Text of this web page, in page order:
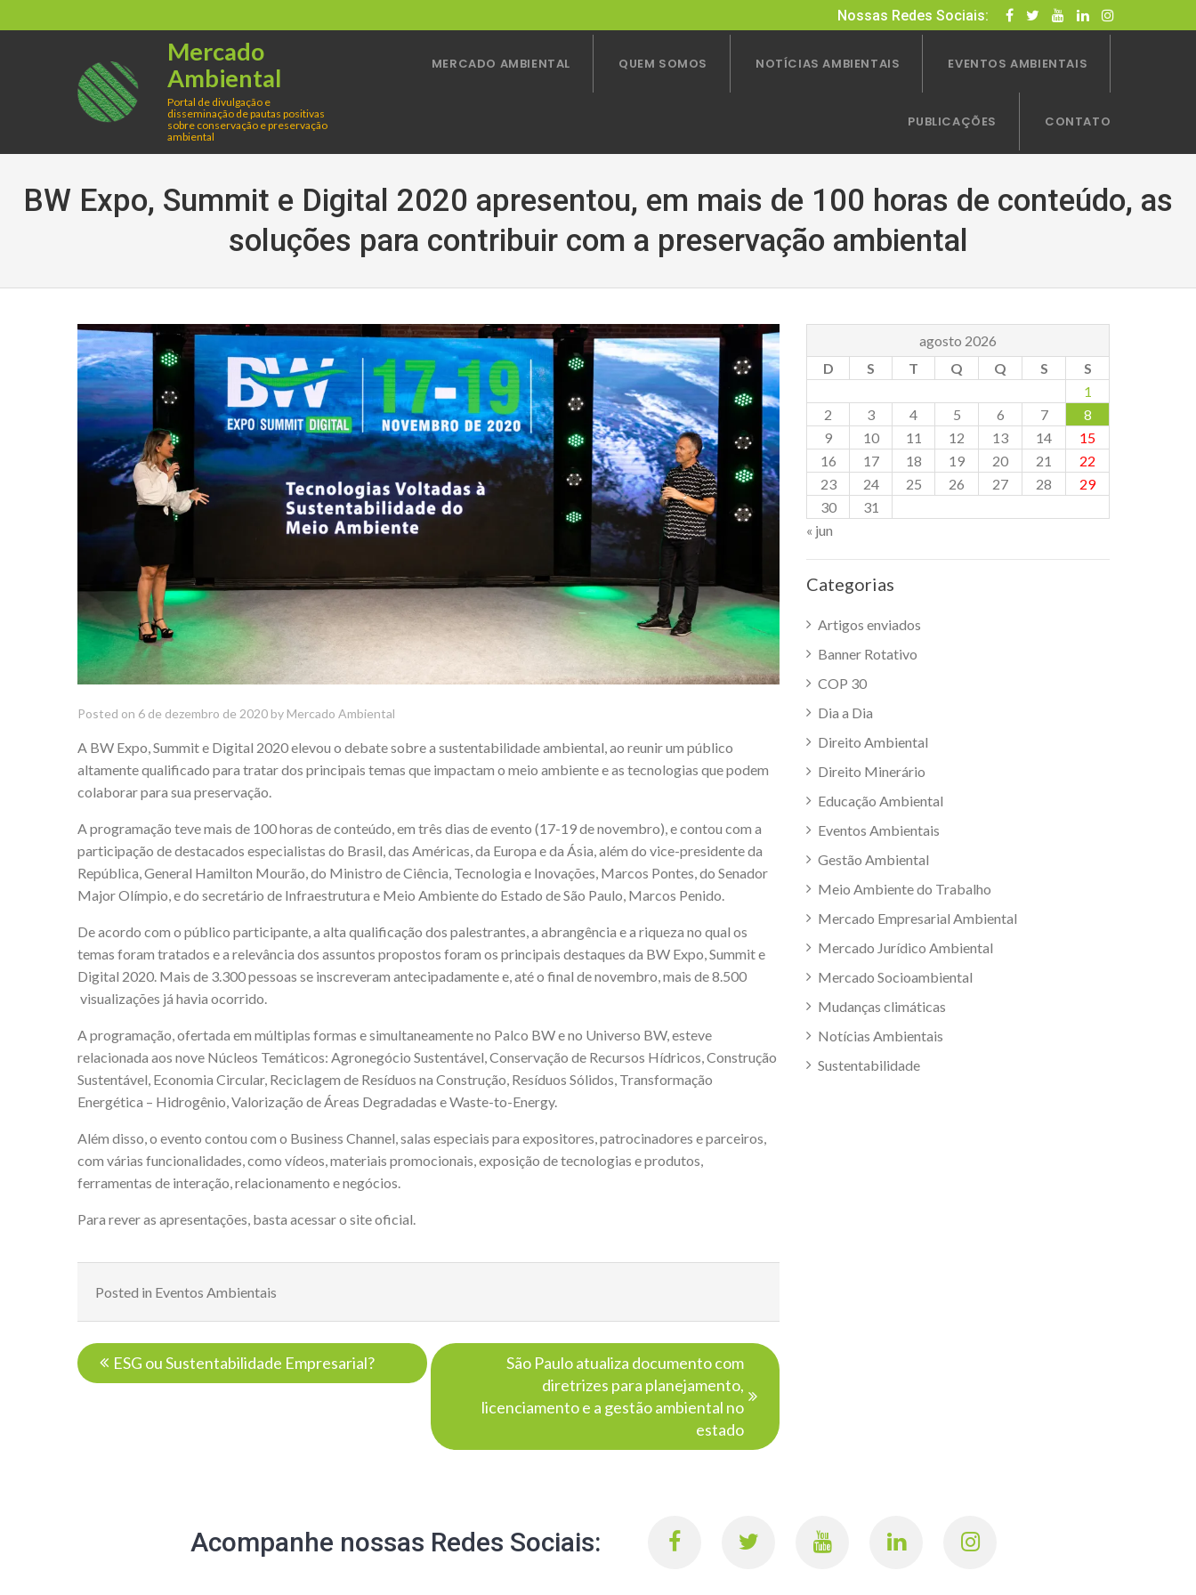
to
Nossas Redes Sociais:
Mercado
Ambiental
Portal de divulgação e
disseminação de pautas positivas
sobre conservação e preservação
ambiental
MERCADO AMBIENTAL QUEM SOMOS NOTÍCIAS AMBIENTAIS EVENTOS AMBIENTAIS
PUBLICAÇÕES CONTATO
BW Expo, Summit e Digital 2020 apresentou, em mais de 100 horas de conteúdo, as
soluções para contribuir com a preservação ambiental
Posted on 6 de dezembro de 2020 by Mercado Ambiental
A BW Expo, Summit e Digital 2020 elevou o debate sobre a sustentabilidade ambiental, ao reunir um público
altamente qualificado para tratar dos principais temas que impactam o meio ambiente e as tecnologias que podem
colaborar para sua preservação.
A programação teve mais de 100 horas de conteúdo, em três dias de evento (17-19 de novembro), e contou com a
participação de destacados especialistas do Brasil, das Américas, da Europa e da Ásia, além do vice-presidente da
República, General Hamilton Mourão, do Ministro de Ciência, Tecnologia e Inovações, Marcos Pontes, do Senador
Major Olímpio, e do secretário de Infraestrutura e Meio Ambiente do Estado de São Paulo, Marcos Penido.
De acordo com o público participante, a alta qualificação dos palestrantes, a abrangência e a riqueza no qual os
temas foram tratados e a relevância dos assuntos propostos foram os principais destaques da BW Expo, Summit e
Digital 2020. Mais de 3.300 pessoas se inscreveram antecipadamente e, até o final de novembro, mais de 8.500
visualizações já havia ocorrido.
A programação, ofertada em múltiplas formas e simultaneamente no Palco BW e no Universo BW, esteve
relacionada aos nove Núcleos Temáticos: Agronegócio Sustentável, Conservação de Recursos Hídricos, Construção
Sustentável, Economia Circular, Reciclagem de Resíduos na Construção, Resíduos Sólidos, Transformação
Energética – Hidrogênio, Valorização de Áreas Degradadas e Waste-to-Energy.
Além disso, o evento contou com o Business Channel, salas especiais para expositores, patrocinadores e parceiros,
com várias funcionalidades, como vídeos, materiais promocionais, exposição de tecnologias e produtos,
ferramentas de interação, relacionamento e negócios.
Para rever as apresentações, basta acessar o site oficial
Posted in Eventos Ambientais
Navegação
de
ESG ou Sustentabilidade Empresarial?
São Paulo atualiza documento com
diretrizes para planejamento,
licenciamento e a gestão ambiental no
estado
agosto 2026
D
S T Q Q S
S
1
2
3 4 5 6 7
8
9
10 11 12 13 14
15
16
17 18 19 20 21
22
23
24 25 26 27 28
29
30
31
« jun
Categorias
Artigos enviados
Banner Rotativo
COP 30
Dia a Dia
Direito Ambiental
Direito Minerário
Educação Ambiental
Eventos Ambientais
Gestão Ambiental
Meio Ambiente do Trabalho
Mercado Empresarial Ambiental
Mercado Jurídico Ambiental
Mercado Socioambiental
Mudanças climáticas
Notícias Ambientais
Sustentabilidade
Acompanhe nossas Redes Sociais: